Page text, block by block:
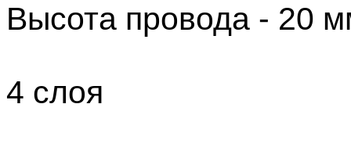
Высота провода - 20
4 слоя